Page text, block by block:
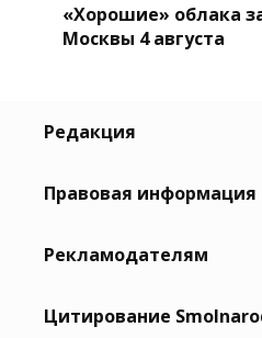
«Хорошие» облака
Москвы 4 августа
Редакция
Правовая информация
Рекламодателям
Цитирование